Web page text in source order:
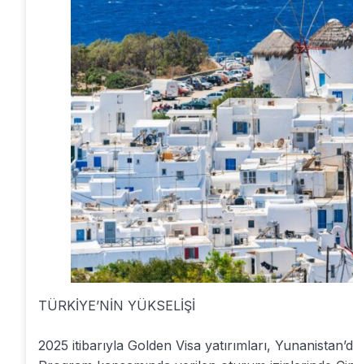
TÜRKİYE’NİN YÜKSELİŞİ
2025 itibarıyla Golden Visa yatırımları,